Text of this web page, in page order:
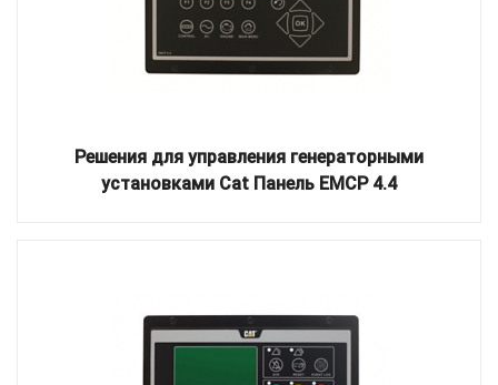
Решения для управления генераторными
установками Cat Панель EMCP 4.4